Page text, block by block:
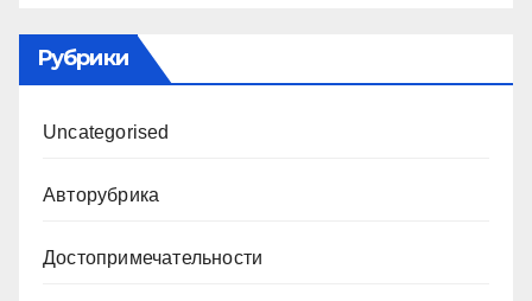
Рубрики
Uncategorised
Авторубрика
Достопримечательности